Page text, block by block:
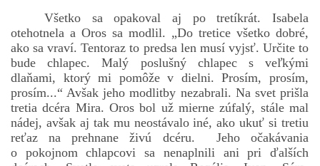
Všetko sa opakoval aj po tretíkrát. Isabela
otehotnela a Oros sa modlil. „Do tretice všetko dobré,
ako sa vraví. Tentoraz to predsa len musí vyjsť. Určite to
bude chlapec. Malý poslušný chlapec s veľkými
dlaňami, ktorý mi pomôže v dielni. Prosím, prosím,
prosím...“ Avšak jeho modlitby nezabrali. Na svet prišla
tretia dcéra Mira. Oros bol už mierne zúfalý, stále mal
nádej, avšak aj tak mu neostávalo iné, ako ukuť si tretiu
reťaz na prehnane živú dcéru. Jeho očakávania
o pokojnom chlapcovi sa nenaplnili ani pri ďalších